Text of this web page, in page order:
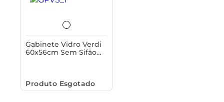
Gabinete Vidro Verdi
60x56cm Sem Sifão
Produto Esgotado